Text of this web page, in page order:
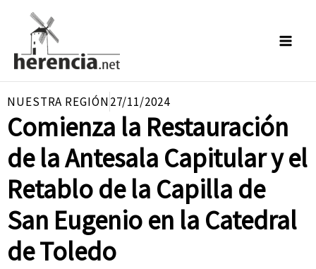
contenido
NUESTRA REGIÓN27/11/2024
Comienza la Restauración
de la Antesala Capitular y el
Retablo de la Capilla de
San Eugenio en la Catedral
de Toledo